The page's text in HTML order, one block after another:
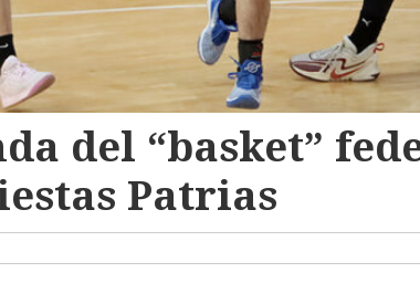
del “basket”
Patrias